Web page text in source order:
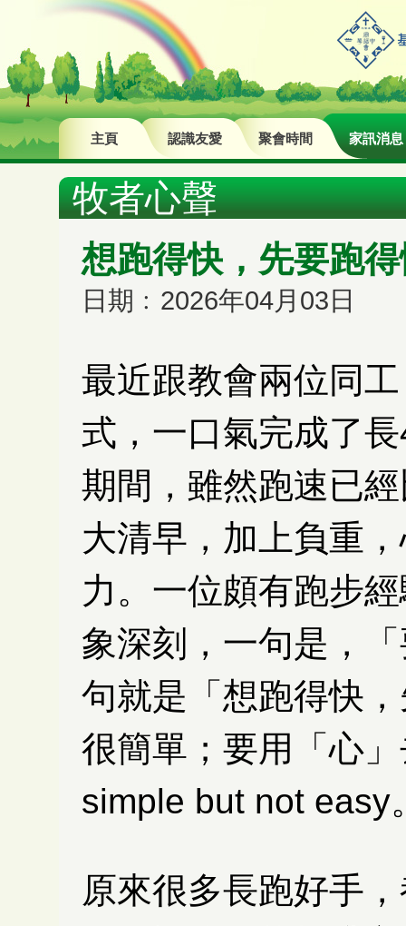
主頁 認識友愛 聚會時間 家訊消息
牧者心聲
想跑得快，先要跑
日期﹕2026年04月03日
最近跟教會兩位同
式，一口氣完成了
期間，雖然跑速已
大清早，加上負重
力。一位頗有跑步
象深刻，一句是，
句就是「想跑得快
很簡單；要用「心
simple but not
原來很多長跑好手